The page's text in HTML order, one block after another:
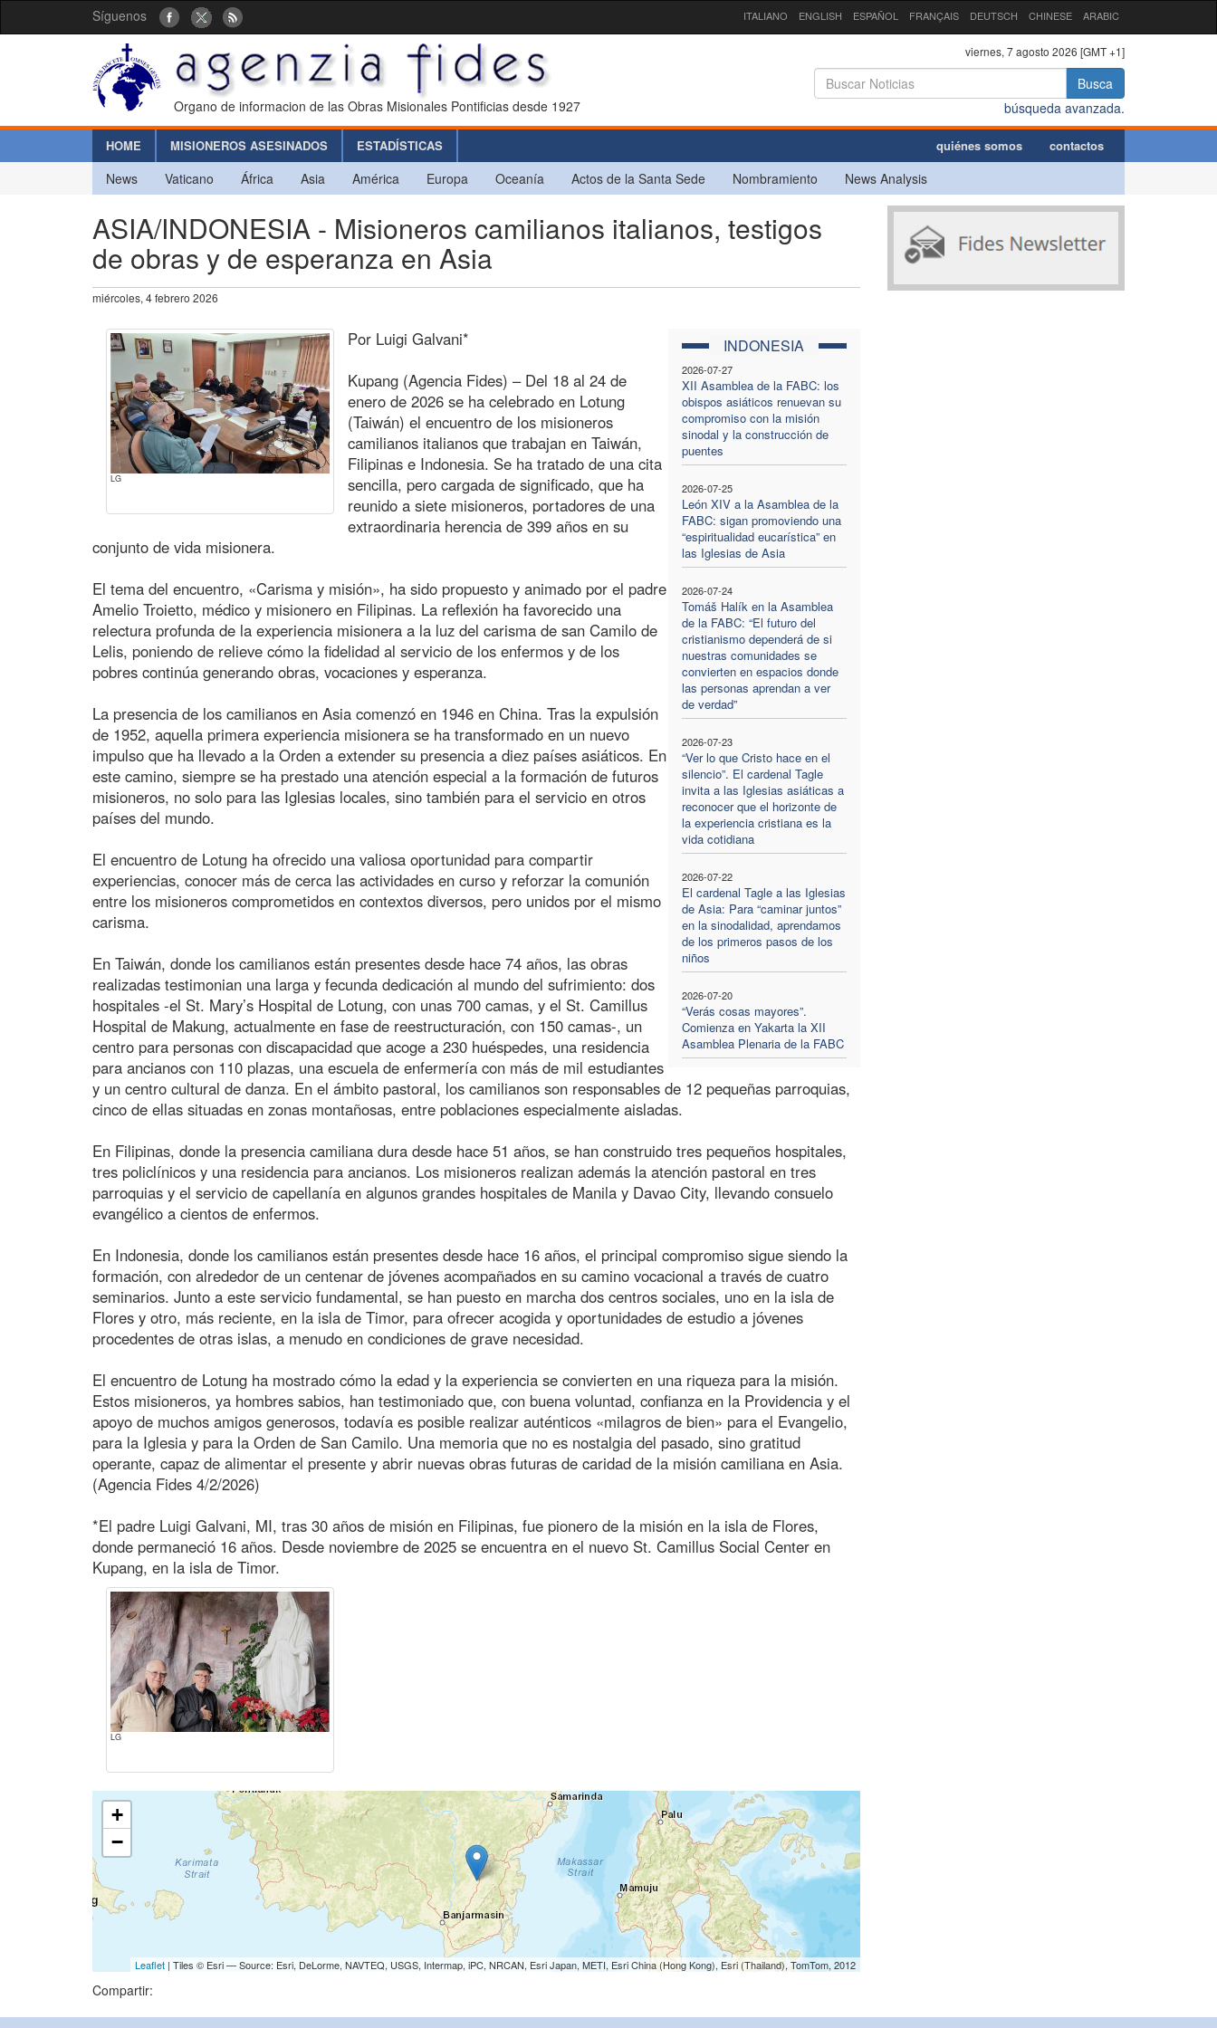
Síguenos ITALIANO ENGLISH ESPAÑOL FRANÇAIS DEUTSCH CHINESE ARABIC
Organo de informacion de las Obras Misionales Pontificias desde 1927
viernes, 7 agosto 2026 [GMT +1]
Busca
búsqueda avanzada.
HOME MISIONEROS ASESINADOS ESTADÍSTICAS quiénes somos contactos
News Vaticano África Asia América Europa Oceanía Actos de la Santa Sede Nombramiento News Analysis
ASIA/INDONESIA - Misioneros camilianos italianos, testigos
de obras y de esperanza en Asia
miércoles, 4 febrero 2026
LG
INDONESIA
2026-07-27
XII Asamblea de la FABC: los
obispos asiáticos renuevan su
compromiso con la misión
sinodal y la construcción de
puentes
2026-07-25
León XIV a la Asamblea de la
FABC: sigan promoviendo una
“espiritualidad eucarística” en
las Iglesias de Asia
2026-07-24
Tomáš Halík en la Asamblea
de la FABC: “El futuro del
cristianismo dependerá de si
nuestras comunidades se
convierten en espacios donde
las personas aprendan a ver
de verdad”
2026-07-23
“Ver lo que Cristo hace en el
silencio”. El cardenal Tagle
invita a las Iglesias asiáticas a
reconocer que el horizonte de
la experiencia cristiana es la
vida cotidiana
2026-07-22
El cardenal Tagle a las Iglesias
de Asia: Para “caminar juntos”
en la sinodalidad, aprendamos
de los primeros pasos de los
niños
2026-07-20
“Verás cosas mayores”.
Comienza en Yakarta la XII
Asamblea Plenaria de la FABC
Por Luigi Galvani*
Kupang (Agencia Fides) – Del 18 al 24 de
enero de 2026 se ha celebrado en Lotung
(Taiwán) el encuentro de los misioneros
camilianos italianos que trabajan en Taiwán,
Filipinas e Indonesia. Se ha tratado de una cita
sencilla, pero cargada de significado, que ha
reunido a siete misioneros, portadores de una
extraordinaria herencia de 399 años en su
conjunto de vida misionera.
El tema del encuentro, «Carisma y misión», ha sido propuesto y animado por el padre
Amelio Troietto, médico y misionero en Filipinas. La reflexión ha favorecido una
relectura profunda de la experiencia misionera a la luz del carisma de san Camilo de
Lelis, poniendo de relieve cómo la fidelidad al servicio de los enfermos y de los
pobres continúa generando obras, vocaciones y esperanza.
La presencia de los camilianos en Asia comenzó en 1946 en China. Tras la expulsión
de 1952, aquella primera experiencia misionera se ha transformado en un nuevo
impulso que ha llevado a la Orden a extender su presencia a diez países asiáticos. En
este camino, siempre se ha prestado una atención especial a la formación de futuros
misioneros, no solo para las Iglesias locales, sino también para el servicio en otros
países del mundo.
El encuentro de Lotung ha ofrecido una valiosa oportunidad para compartir
experiencias, conocer más de cerca las actividades en curso y reforzar la comunión
entre los misioneros comprometidos en contextos diversos, pero unidos por el mismo
carisma.
En Taiwán, donde los camilianos están presentes desde hace 74 años, las obras
realizadas testimonian una larga y fecunda dedicación al mundo del sufrimiento: dos
hospitales -el St. Mary’s Hospital de Lotung, con unas 700 camas, y el St. Camillus
Hospital de Makung, actualmente en fase de reestructuración, con 150 camas-, un
centro para personas con discapacidad que acoge a 230 huéspedes, una residencia
para ancianos con 110 plazas, una escuela de enfermería con más de mil estudiantes
y un centro cultural de danza. En el ámbito pastoral, los camilianos son responsables de 12 pequeñas parroquias,
cinco de ellas situadas en zonas montañosas, entre poblaciones especialmente aisladas.
En Filipinas, donde la presencia camiliana dura desde hace 51 años, se han construido tres pequeños hospitales,
tres policlínicos y una residencia para ancianos. Los misioneros realizan además la atención pastoral en tres
parroquias y el servicio de capellanía en algunos grandes hospitales de Manila y Davao City, llevando consuelo
evangélico a cientos de enfermos.
En Indonesia, donde los camilianos están presentes desde hace 16 años, el principal compromiso sigue siendo la
formación, con alrededor de un centenar de jóvenes acompañados en su camino vocacional a través de cuatro
seminarios. Junto a este servicio fundamental, se han puesto en marcha dos centros sociales, uno en la isla de
Flores y otro, más reciente, en la isla de Timor, para ofrecer acogida y oportunidades de estudio a jóvenes
procedentes de otras islas, a menudo en condiciones de grave necesidad.
El encuentro de Lotung ha mostrado cómo la edad y la experiencia se convierten en una riqueza para la misión.
Estos misioneros, ya hombres sabios, han testimoniado que, con buena voluntad, confianza en la Providencia y el
apoyo de muchos amigos generosos, todavía es posible realizar auténticos «milagros de bien» para el Evangelio,
para la Iglesia y para la Orden de San Camilo. Una memoria que no es nostalgia del pasado, sino gratitud
operante, capaz de alimentar el presente y abrir nuevas obras futuras de caridad de la misión camiliana en Asia.
(Agencia Fides 4/2/2026)
*El padre Luigi Galvani, MI, tras 30 años de misión en Filipinas, fue pionero de la misión en la isla de Flores,
donde permaneció 16 años. Desde noviembre de 2025 se encuentra en el nuevo St. Camillus Social Center en
Kupang, en la isla de Timor.
LG
+
−
Leaflet| Tiles © Esri — Source: Esri, DeLorme, NAVTEQ, USGS, Intermap, iPC, NRCAN, Esri Japan, METI, Esri China (Hong Kong), Esri (Thailand), TomTom, 2012
Compartir: